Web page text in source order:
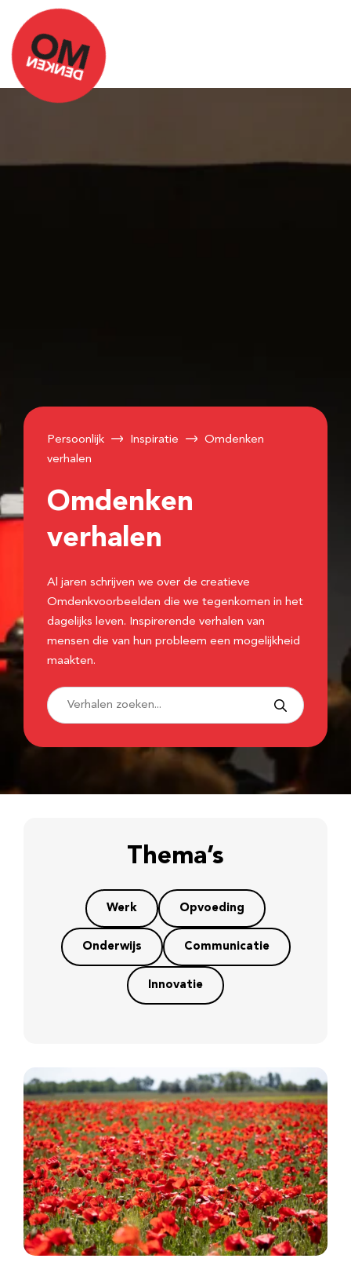
Persoonlijk Inspiratie
Omdenken
verhalen
Omdenken
verhalen
Al jaren schrijven we over de creatieve
Omdenkvoorbeelden die we tegenkomen in het
dagelijks leven. Inspirerende verhalen van
mensen die van hun probleem een mogelijkheid
maakten.
Thema’s
Werk Opvoeding
Onderwijs Communicatie
Innovatie